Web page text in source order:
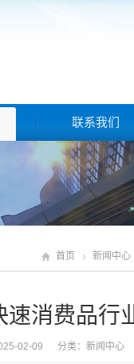
联系我们
首页 新闻中心
消费品行
02-09 分类： 新闻中心